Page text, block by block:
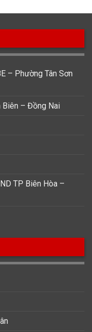
– Phường Tân Sơn
Biên – Đồng Nai
TP Biên Hòa –